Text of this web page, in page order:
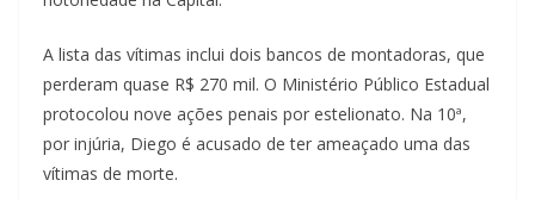
A lista das vítimas inclui dois bancos de montadoras, que
perderam quase R$ 270 mil. O Ministério Público Estadual
protocolou nove ações penais por estelionato. Na 10ª,
por injúria, Diego é acusado de ter ameaçado uma das
vítimas de morte.